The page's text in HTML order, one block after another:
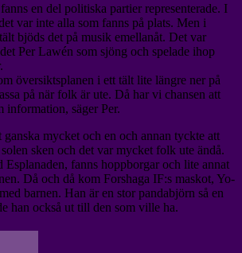
en del politiska partier representerade. I
var inte alla som fanns på plats. Men i
bjöds det på musik emellanåt. Det var
Per Lawén som sjöng och spelade ihop
översiktsplanen i ett tält lite längre ner på
på när folk är ute. Då har vi chansen att
information, säger Per.
ganska mycket och en och annan tyckte att
sken och det var mycket folk ute ändå.
Esplanaden, fanns hoppborgar och lite annat
Då och då kom Forshaga IF:s maskot, Yo-
barnen. Han är en stor pandabjörn så en
han också ut till den som ville ha.